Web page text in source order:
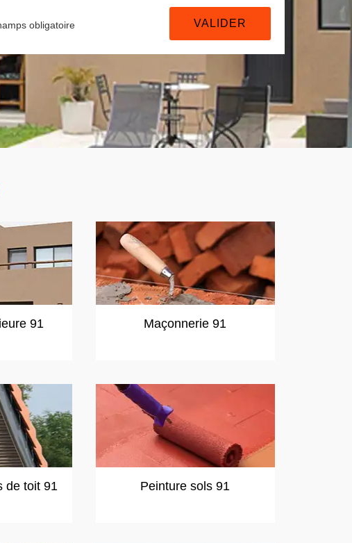
obligatoire
91 Maçonnerie 91
de toit 91 Peinture sols 91